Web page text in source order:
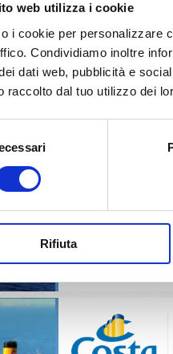
web utilizza i cookie
i cookie per personalizzare
Condividiamo inoltre
dati web, pubblicità e
raccolto dal tuo utilizzo dei
Rifiuta
Smirne, Istanbul,
07/03/2028
€ 553